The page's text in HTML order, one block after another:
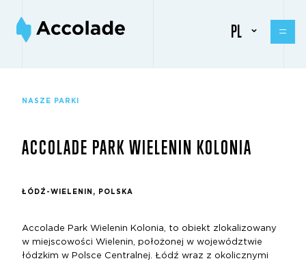
PL
NASZE PARKI
ACCOLADE PARK WIELENIN KOLONIA
ŁÓDŹ-WIELENIN, POLSKA
Accolade Park Wielenin Kolonia, to obiekt zlokalizowany
w miejscowości Wielenin, położonej w województwie
łódzkim w Polsce Centralnej. Łódź wraz z okolicznymi